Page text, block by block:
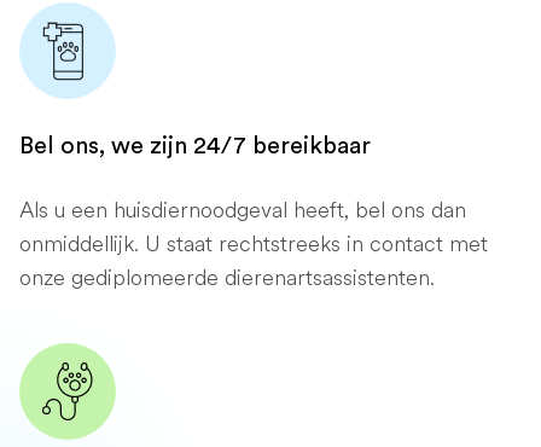
Bel ons, we zijn 24/7 bereikbaar
Als u een huisdiernoodgeval heeft, bel ons dan
onmiddellijk. U staat rechtstreeks in contact met
onze gediplomeerde dierenartsassistenten.